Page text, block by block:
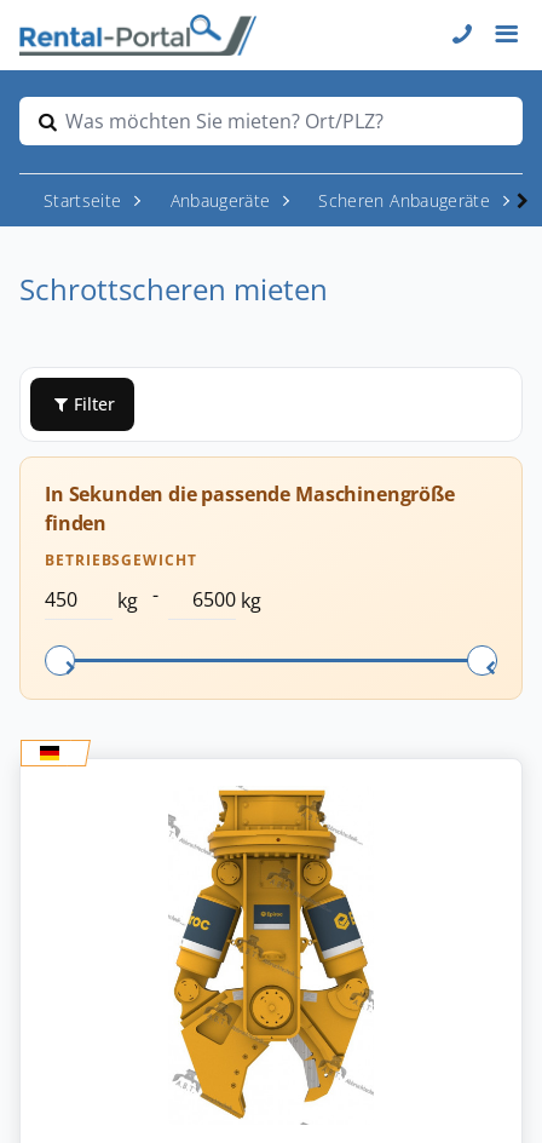
Was möchten Sie mieten? Ort/PLZ?
Startseite Anbaugeräte Scheren Anbaugeräte
Schrottscheren mieten
Filter
In Sekunden die passende Maschinengröße
finden
BETRIEBSGEWICHT
kg - kg